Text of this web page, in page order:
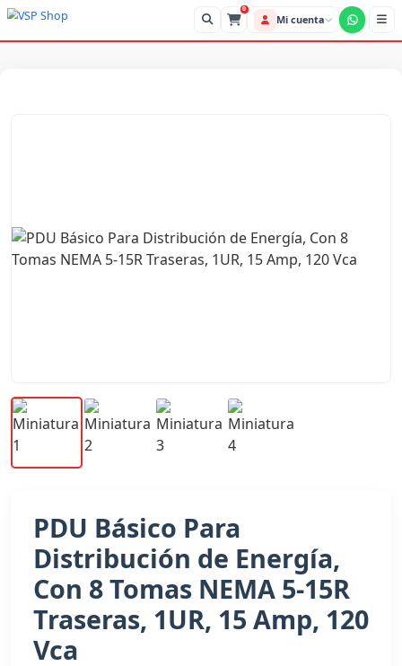
Mi
PDU Básico Para
Distribución de Energía,
Con 8 Tomas NEMA 5-15R
Traseras, 1UR, 15 Amp, 120
Vca